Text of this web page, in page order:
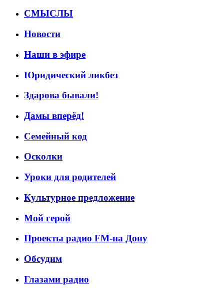
СМЫСЛЫ
Новости
Наши в эфире
Юридический ликбез
Здарова бывали!
Дамы вперёд!
Семейный код
Осколки
Уроки для родителей
Культурное предложение
Мой герой
Проекты радио FM-на Дону
Обсудим
Глазами радио